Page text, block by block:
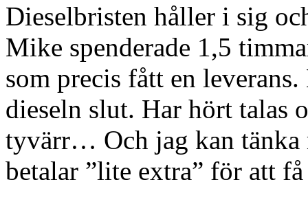
Dieselbristen håller i sig
Mike spenderade 1,5
som precis fått en
dieseln slut. Har hört talas
tyvärr… Och jag kan tänka
betalar ”lite extra” för att